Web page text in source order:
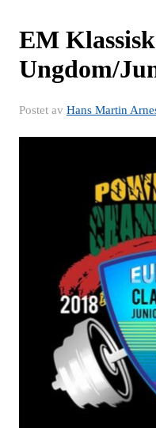
EM
Ungdom/
Postet av Hans Martin